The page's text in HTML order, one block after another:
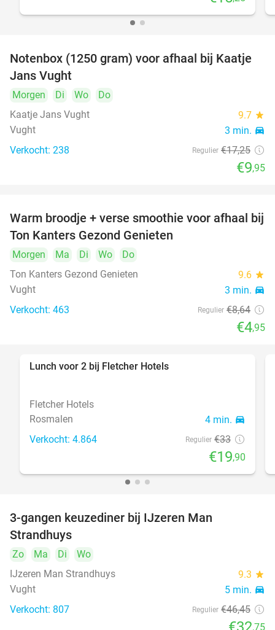
42%
Notenbox (1250 gram) voor afhaal bij Kaatje
Jans Vught
Morgen Di Wo
Do
Kaatje Jans Vught
9.7 star
Vught 3 min. directions_car
Verkocht: 238 Regulier €17,25
€9,95
43%
Warm broodje + verse smoothie voor afhaal bij
Ton Kanters Gezond Genieten
Morgen Ma Di Wo
Do
Ton Kanters Gezond Genieten
9.6 star
Vught 3 min. directions_car
Verkocht: 463 Regulier €8,64
€4,95
Lunch voor 2 bij Fletcher Hotels
Fletcher Hotels
Rosmalen
4 min. directions_car
Verkocht: 4.864 Regulier €33
€19,90
3-gangen keuzediner bij IJzeren Man
Strandhuys
Zo Ma Di
Wo
IJzeren Man Strandhuys
9.3 star
Vught 5 min. directions_car
Verkocht: 807 Regulier €46,45
,75